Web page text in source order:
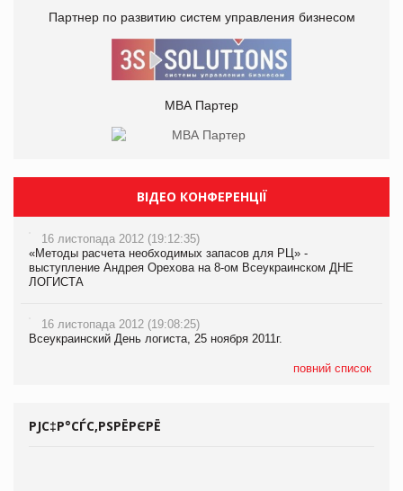
Партнер по развитию систем управления бизнесом
МВА Партер
ВІДЕО КОНФЕРЕНЦІЇ
16 листопада 2012 (19:12:35)
«Методы расчета необходимых запасов для РЦ» -
выступление Андрея Орехова на 8-ом Всеукраинском ДНЕ
ЛОГИСТА
16 листопада 2012 (19:08:25)
Всеукраинский День логиста, 25 ноября 2011г.
повний список
РЈС‡Р°СЃС‚РЅРЁРЄРЁ